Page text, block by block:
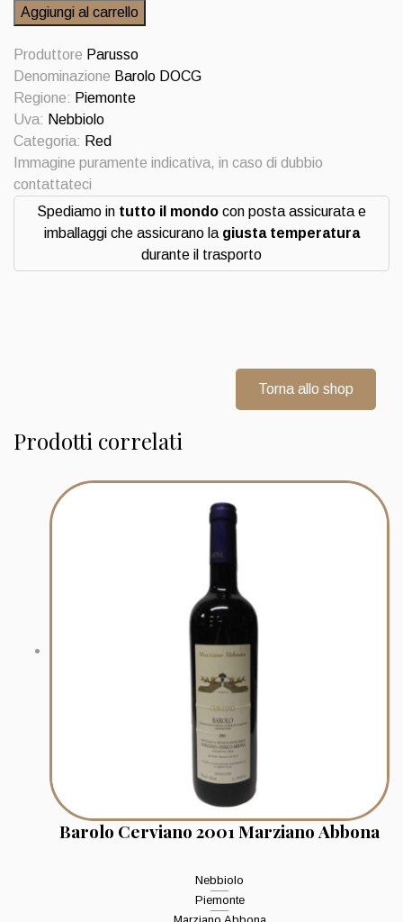
Barolo
Bussia
Vigna
Munie
1997
Parusso
quantità
Aggiungi al carrello
Produttore Parusso
Denominazione Barolo DOCG
Regione: Piemonte
Uva: Nebbiolo
Categoria: Red
Immagine puramente indicativa, in caso di dubbio
contattateci
Spediamo in tutto il mondo con posta assicurata e
imballaggi che assicurano la giusta temperatura
durante il trasporto
Torna allo shop
Prodotti correlati
Barolo Cerviano 2001 Marziano Abbona
Nebbiolo
Piemonte